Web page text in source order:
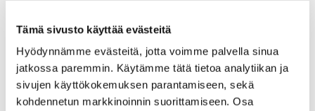
Tämä sivusto käyttää evästeitä
Hyödynnämme evästeitä, jotta voimme palvella sinua
jatkossa paremmin. Käytämme tätä tietoa analytiikan ja
sivujen käyttökokemuksen parantamiseen, sekä
kohdennetun markkinoinnin suorittamiseen. Osa